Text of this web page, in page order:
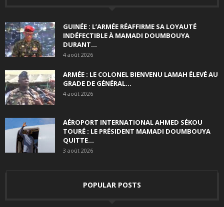
GUINÉE : L’ARMÉE RÉAFFIRME SA LOYAUTÉ
INDÉFECTIBLE À MAMADI DOUMBOUYA
DURANT...
4 août 2026
ARMÉE : LE COLONEL BIENVENU LAMAH ÉLEVÉ AU
GRADE DE GÉNÉRAL...
4 août 2026
AÉROPORT INTERNATIONAL AHMED SÉKOU
TOURÉ : LE PRÉSIDENT MAMADI DOUMBOUYA
QUITTE...
3 août 2026
POPULAR POSTS